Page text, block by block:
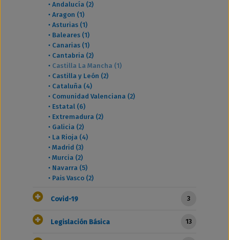
• Andalucía (2)
• Aragon (1)
• Asturias (1)
• Baleares (1)
• Canarias (1)
• Cantabria (2)
• Castilla La Mancha (1)
• Castilla y León (2)
• Cataluña (4)
• Comunidad Valenciana (2)
• Estatal (6)
• Extremadura (2)
• Galicia (2)
• La Rioja (4)
• Madrid (3)
• Murcia (2)
• Navarra (5)
• Pais Vasco (2)
Covid-19 3
Legislación Básica 13